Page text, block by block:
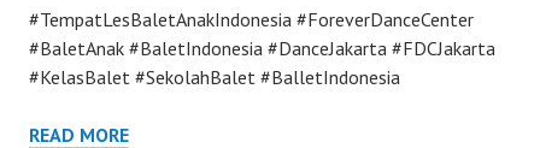
#TempatLesBaletAnakIndonesia #ForeverDanceCenter
#BaletAnak #BaletIndonesia #DanceJakarta #FDCJakarta
#KelasBalet #SekolahBalet #BalletIndonesia
READ MORE